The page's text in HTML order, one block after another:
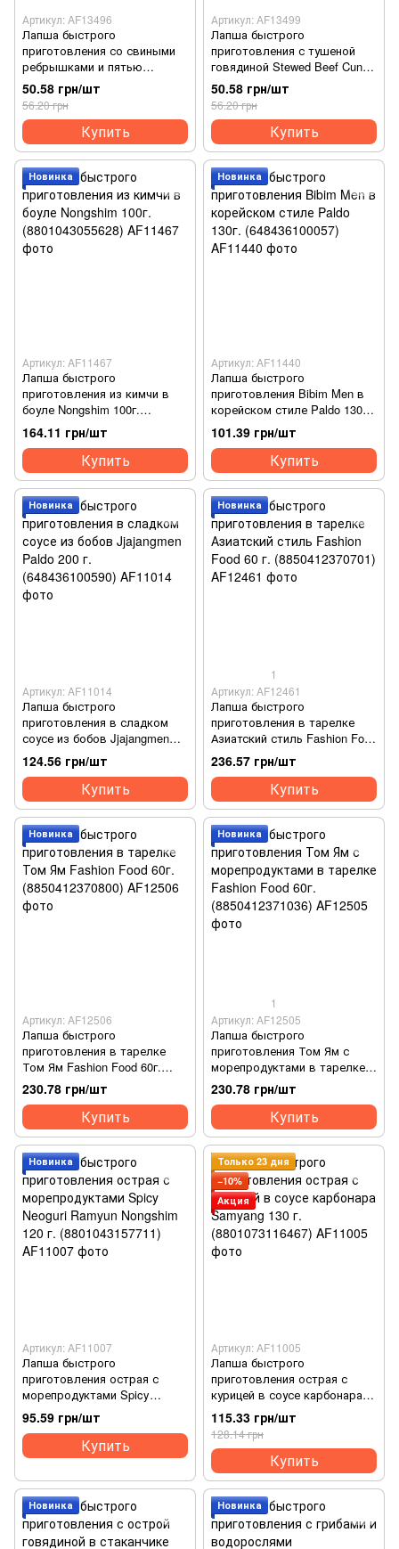
Артикул: AF13496
Лапша быстрого
приготовления со свиными
ребрышками и пятью
фруктами Cung Dinh 80 г.
(8936010681200)
50.58 грн/шт
56.20 грн
Купить
Артикул: AF13499
Лапша быстрого
приготовления с тушеной
говядиной Stewed Beef Cung
Dinh 77 г. (8936010680951)
50.58 грн/шт
56.20 грн
Купить
Новинка
Артикул: AF11467
Лапша быстрого
приготовления из кимчи в
боуле Nongshim 100г.
(8801043055628)
164.11 грн/шт
Купить
Новинка
Артикул: AF11440
Лапша быстрого
приготовления Bibim Men в
корейском стиле Paldo 130г.
(648436100057)
101.39 грн/шт
Купить
Новинка
Артикул: AF11014
Лапша быстрого
приготовления в сладком
соусе из бобов Jjajangmen
Paldo 200 г. (648436100590)
124.56 грн/шт
Купить
Новинка
1
Артикул: AF12461
Лапша быстрого
приготовления в тарелке
Азиатский стиль Fashion Food
60 г. (8850412370701)
236.57 грн/шт
Купить
Новинка
Артикул: AF12506
Лапша быстрого
приготовления в тарелке
Том Ям Fashion Food 60г.
(8850412370800)
230.78 грн/шт
Купить
Новинка
1
Артикул: AF12505
Лапша быстрого
приготовления Том Ям с
морепродуктами в тарелке
Fashion Food 60г.
(8850412371036)
230.78 грн/шт
Купить
Новинка
Артикул: AF11007
Лапша быстрого
приготовления острая с
морепродуктами Spicy
Neoguri Ramyun Nongshim 120
г. (8801043157711)
95.59 грн/шт
Купить
Только 23 дня
−10%
Акция
Артикул: AF11005
Лапша быстрого
приготовления острая с
курицей в соусе карбонара
Samyang 130 г.
(8801073116467)
115.33 грн/шт
128.14 грн
Купить
Новинка Новинка